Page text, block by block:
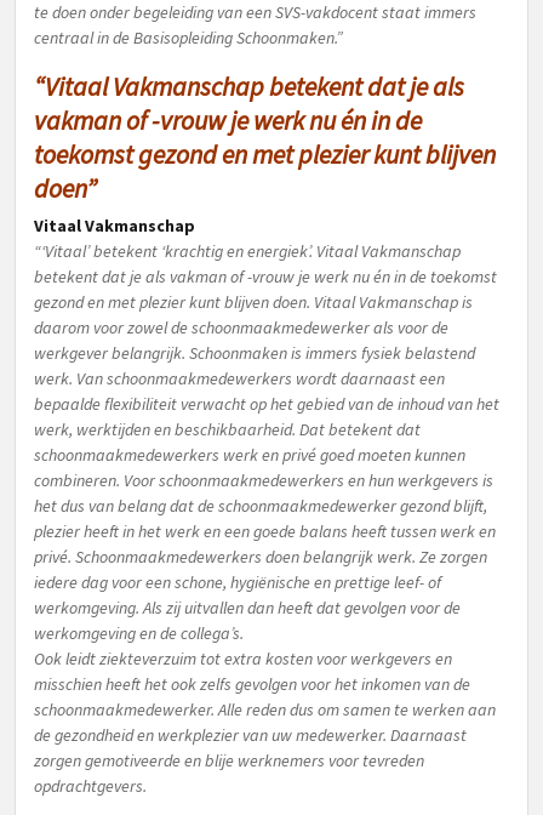
te doen onder begeleiding van een SVS-vakdocent staat immers
centraal in de Basisopleiding Schoonmaken.”
“Vitaal Vakmanschap betekent dat je als
vakman of -vrouw je werk nu én in de
toekomst gezond en met plezier kunt blijven
doen”
Vitaal Vakmanschap
“‘Vitaal’ betekent ‘krachtig en energiek’. Vitaal Vakmanschap
betekent dat je als vakman of -vrouw je werk nu én in de toekomst
gezond en met plezier kunt blijven doen. Vitaal Vakmanschap is
daarom voor zowel de schoonmaakmedewerker als voor de
werkgever belangrijk. Schoonmaken is immers fysiek belastend
werk. Van schoonmaakmedewerkers wordt daarnaast een
bepaalde flexibiliteit verwacht op het gebied van de inhoud van het
werk, werktijden en beschikbaarheid. Dat betekent dat
schoonmaakmedewerkers werk en privé goed moeten kunnen
combineren. Voor schoonmaakmedewerkers en hun werkgevers is
het dus van belang dat de schoonmaakmedewerker gezond blijft,
plezier heeft in het werk en een goede balans heeft tussen werk en
privé. Schoonmaakmedewerkers doen belangrijk werk. Ze zorgen
iedere dag voor een schone, hygiënische en prettige leef- of
werkomgeving. Als zij uitvallen dan heeft dat gevolgen voor de
werkomgeving en de collega’s.
Ook leidt ziekteverzuim tot extra kosten voor werkgevers en
misschien heeft het ook zelfs gevolgen voor het inkomen van de
schoonmaakmedewerker. Alle reden dus om samen te werken aan
de gezondheid en werkplezier van uw medewerker. Daarnaast
zorgen gemotiveerde en blije werknemers voor tevreden
opdrachtgevers.